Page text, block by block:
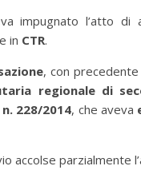
impugnato l’atto di
in CTR.
, con precedente
regionale di
228/2014, che aveva
accolse parzialmente